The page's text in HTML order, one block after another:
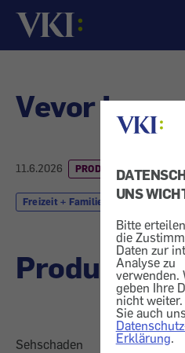
UNS
Bitte
die
Daten zur
Analyse zu
verwenden.
geben Ihre
nicht weiter.
Sie auch
Erklärung.
Startseite
Vevor
11.6.2026 PRODUKTWARNUNG
Freizeit + Familie Heim +
Sehschaden